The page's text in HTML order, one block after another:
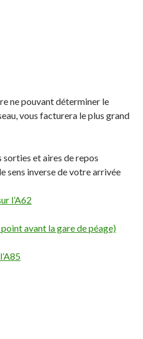
ne pouvant déterminer le
vous facturera le plus grand
sorties et aires de repos
sens inverse de votre arrivée
l’A62
avant la gare de péage)